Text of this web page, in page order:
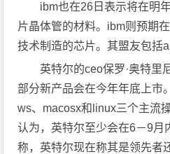
ibm也在26日表示将在明
片晶体管的材料。ibm则预期
技术制造的芯片。其盟友包括
英特尔的ceo保罗·奥特里
部分新产品会在今年年底上市
ws、macosx和linux三个主流
认为，英特尔至少会在6－9月
称，英特尔现在称其是领先者